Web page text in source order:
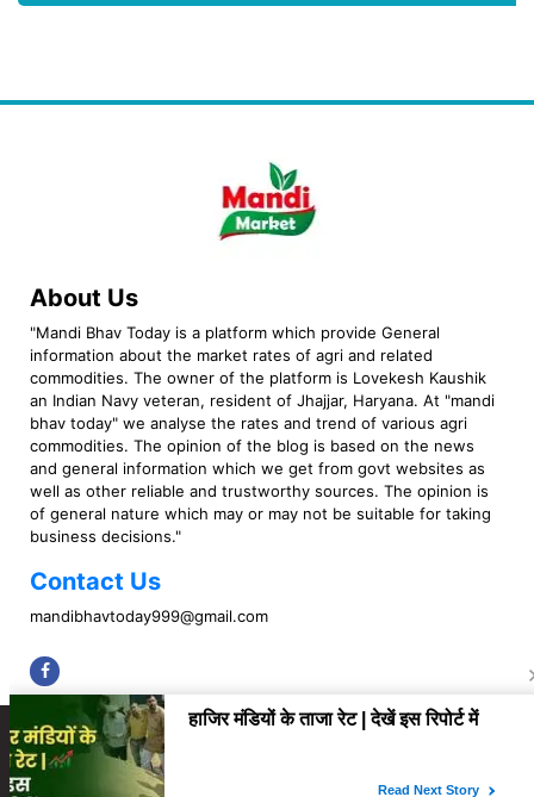
About Us
"Mandi Bhav Today is a platform which provide General
information about the market rates of agri and related
commodities. The owner of the platform is Lovekesh Kaushik
an Indian Navy veteran, resident of Jhajjar, Haryana. At "mandi
bhav today" we analyse the rates and trend of various agri
commodities. The opinion of the blog is based on the news
and general information which we get from govt websites as
well as other reliable and trustworthy sources. The opinion is
of general nature which may or may not be suitable for taking
business decisions."
Contact Us
mandibhavtoday999@gmail.com
Copyright © 2023 Mandi Bhav Today. All rights Reserved. Powered by TIMES
About Us